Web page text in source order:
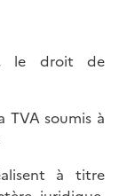
le droit de
TVA soumis à
à titre